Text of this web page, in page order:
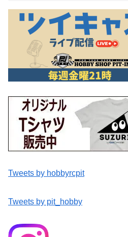
Tweets by hobbyrcpit
Tweets by pit_hobby